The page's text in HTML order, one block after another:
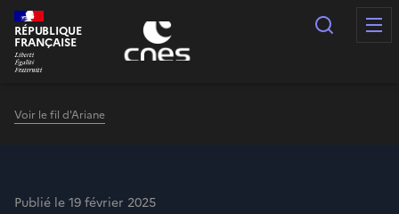
Panneau de gestion des cookies
RÉPUBLIQUE
FRANÇAISE
Voir le fil d'Ariane
Publié le 19 février 2025